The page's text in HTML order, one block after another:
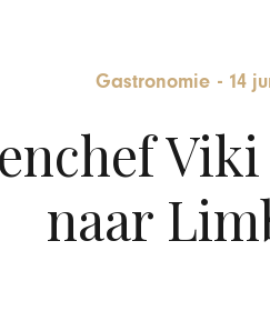
Gastronomie - 14
naar